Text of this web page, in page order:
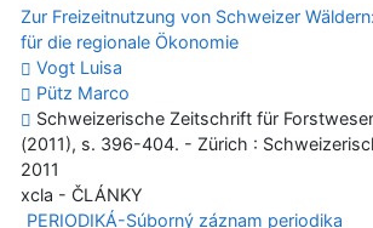
Zur Freizeitnutzung von Schweizer
für die regionale Ökonomie
Vogt Luisa
Pütz Marco
Schweizerische Zeitschrift für
(2011), s. 396-404. - Zürich :
2011
xcla - ČLÁNKY
PERIODIKÁ-Súborný záznam periodika